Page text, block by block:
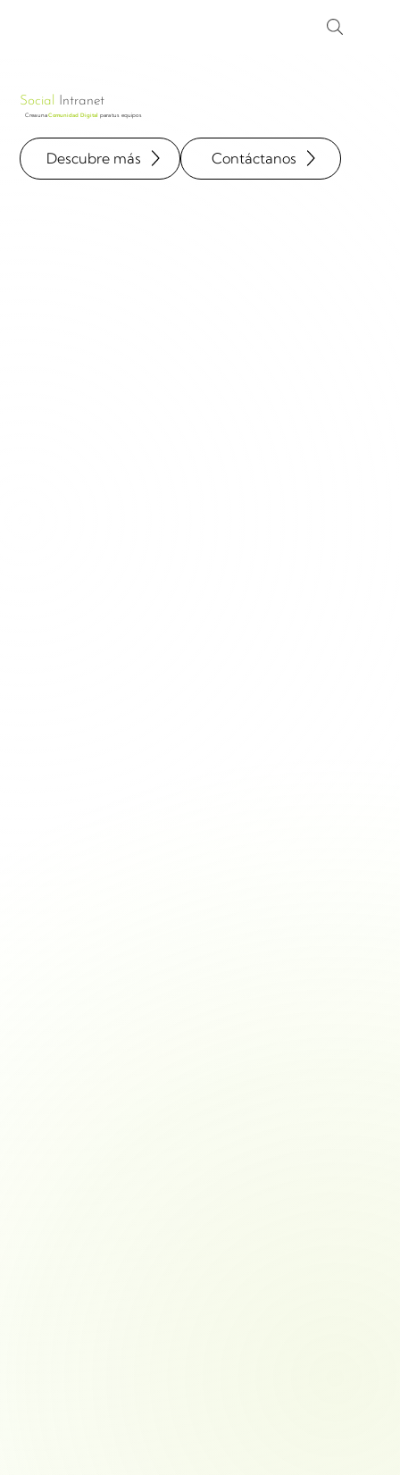
Social Intranet
Crea unaComunidad Digital para tus equipos
Descubre más Contáctanos